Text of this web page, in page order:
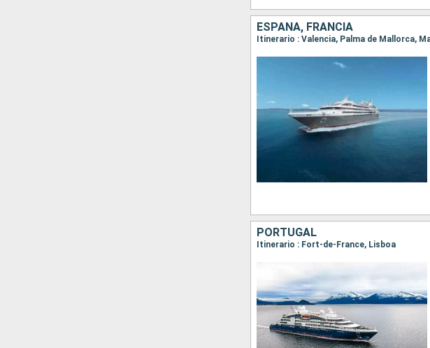
ESPAÑA, FRANCIA
Itinerario : Valencia, Palma de Mallorca,
PORTUGAL
Itinerario : Fort-de-France, Lisboa